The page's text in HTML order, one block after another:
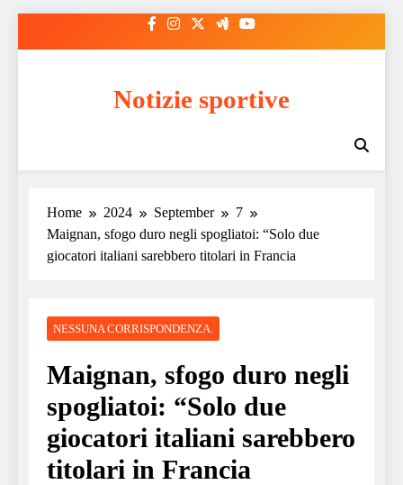
Notizie sportive
Home 2024 September
7
Maignan, sfogo duro negli spogliatoi: “Solo due
giocatori italiani sarebbero titolari in Francia
NESSUNA CORRISPONDENZA.
Maignan, sfogo duro negli
spogliatoi: “Solo due
giocatori italiani sarebbero
titolari in Francia